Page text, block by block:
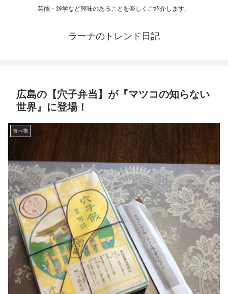
芸能・雑学など興味のあることを楽しくご紹介します。
ラーナのトレンド日記
広島の【穴子弁当】が『マツコの知らない
世界』に登場！
食べ物